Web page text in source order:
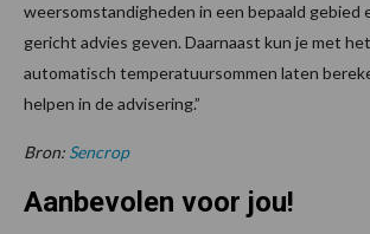
weersomstandigheden in een bepaald gebied
gericht advies geven. Daarnaast kun je met
automatisch temperatuursommen laten
helpen in de advisering.”
Bron: Sencrop
Aanbevolen voor jou!